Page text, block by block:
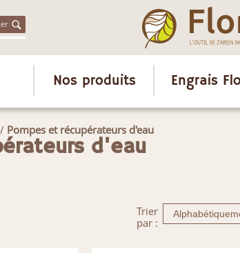
Nos produits Engrais
/ Pompes et récupérateurs d'eau
d'eau
Trier
par :